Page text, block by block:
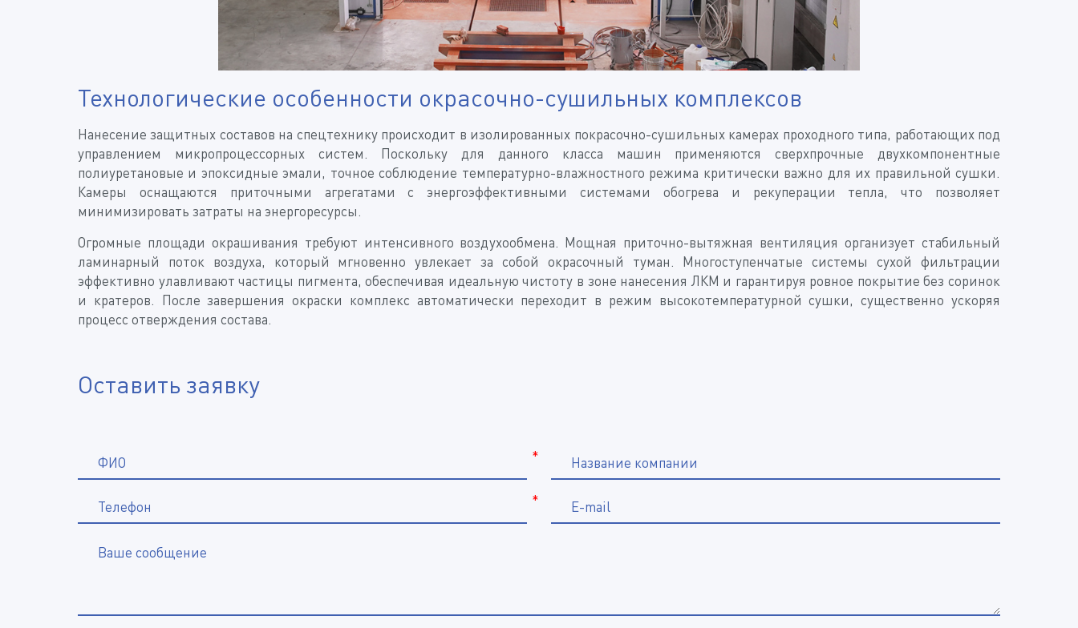
Технологические особенности окрасочно-сушильных комплексов
Нанесение защитных составов на спецтехнику происходит в изолированных покрасочно-сушильных камерах проходного типа, работающих под
управлением микропроцессорных систем. Поскольку для данного класса машин применяются сверхпрочные двухкомпонентные
полиуретановые и эпоксидные эмали, точное соблюдение температурно-влажностного режима критически важно для их правильной сушки.
Камеры оснащаются приточными агрегатами с энергоэффективными системами обогрева и рекуперации тепла, что позволяет
минимизировать затраты на энергоресурсы.
Огромные площади окрашивания требуют интенсивного воздухообмена. Мощная приточно-вытяжная вентиляция организует стабильный
ламинарный поток воздуха, который мгновенно увлекает за собой окрасочный туман. Многоступенчатые системы сухой фильтрации
эффективно улавливают частицы пигмента, обеспечивая идеальную чистоту в зоне нанесения ЛКМ и гарантируя ровное покрытие без соринок
и кратеров. После завершения окраски комплекс автоматически переходит в режим высокотемпературной сушки, существенно ускоряя
процесс отверждения состава.
Оставить заявку
*
ФИО Название компании
*
Телефон E-mail
Ваше сообщение